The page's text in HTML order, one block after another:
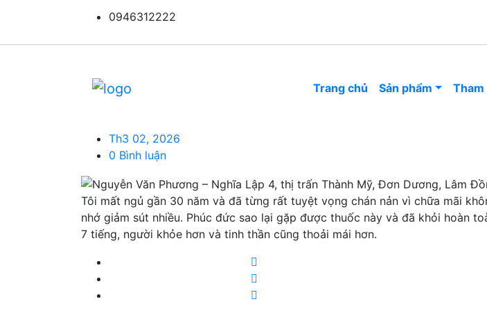
0946312222
Trang chủ Sản phẩm Tham
Nguyễn Văn Phương –
Nghĩa Lập...
Nguyễn Văn Phương – Nghĩa Lập 4,
Th3 02, 2026
0 Bình luận
Tôi mất ngủ gần 30 năm và đã từng rất tuyệt vọng chán nản vì chữa mãi
nhớ giảm sút nhiều. Phúc đức sao lại gặp được thuốc này và đã khỏi hoàn
7 tiếng, người khỏe hơn và tinh thần cũng thoải mái hơn.